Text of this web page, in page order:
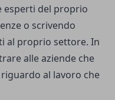
esperti del proprio
o scrivendo
al proprio settore. In
alle aziende che
al lavoro che